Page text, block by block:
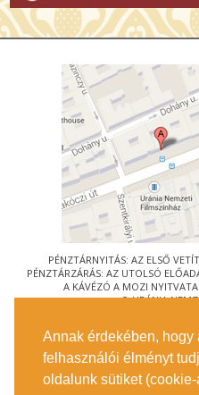
Annak érdekében, hogy
felhasználói élményt
oldalunk sütiket
PÉNZTÁRNYITÁS: AZ ELSŐ
PÉNZTÁRZÁRÁS: AZ UTOLSÓ
A KÁVÉZÓ A MOZI
© URÁNIA
1088